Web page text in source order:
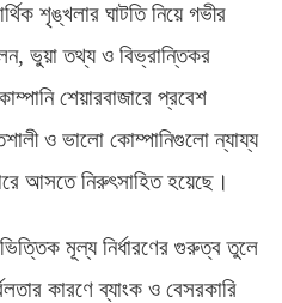
শৃঙ্খলার ঘাটতি নিয়ে গভীর
, ভুয়া তথ্য ও বিভ্রান্তিকর
শেয়ারবাজারে প্রবেশ
ও ভালো কোম্পানিগুলো ন্যায্য
আসতে নিরুৎসাহিত হয়েছে।
মূল্য নির্ধারণের গুরুত্ব তুলে
কারণে ব্যাংক ও বেসরকারি